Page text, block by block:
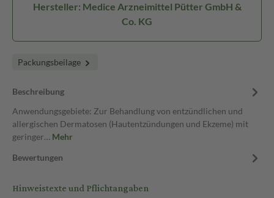
Hersteller: Medice Arzneimittel Pütter GmbH &
Co. KG
Packungsbeilage
Beschreibung
Anwendungsgebiete: Zur Behandlung von entzündlichen und
allergischen Dermatosen (Hautentzündungen und Ekzeme) mit
geringer… Mehr
Bewertungen
Hinweistexte und Pflichtangaben